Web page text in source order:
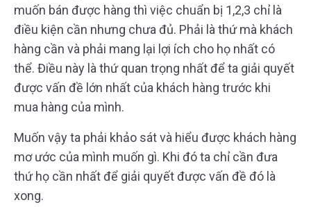
muốn bán được hàng thì việc chuẩn bị 1,2,3 chỉ là
điều kiện cần nhưng chưa đủ. Phải là thứ mà khách
hàng cần và phải mang lại lợi ích cho họ nhất có
thể. Điều này là thứ quan trọng nhất để ta giải quyết
được vấn đề lớn nhất của khách hàng trước khi
mua hàng của mình.
Muốn vậy ta phải khảo sát và hiểu được khách hàng
mơ ước của mình muốn gì. Khi đó ta chỉ cần đưa
thứ họ cần nhất để giải quyết được vấn đề đó là
xong.